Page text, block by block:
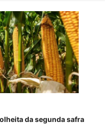
da segunda safra